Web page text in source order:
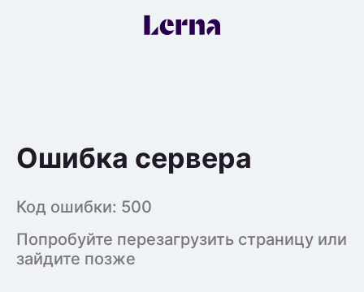
Ошибка сервера
Код ошибки: 500
Попробуйте перезагрузить страницу или
зайдите позже